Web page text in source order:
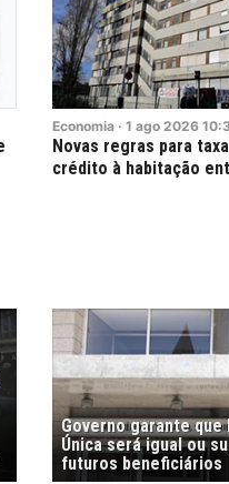
Economia · 1 ago 2026
Novas regras para
crédito à habitação
Governo garante
Única será igual ou
futuros beneficiários